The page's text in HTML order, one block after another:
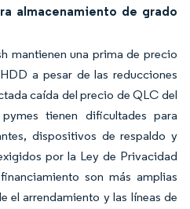
almacenamiento de grado
mantienen una prima de precio
a pesar de las reducciones
caída del precio de QLC del
tienen dificultades para
dispositivos de respaldo y
por la Ley de Privacidad
son más amplias
el arrendamiento y las líneas de